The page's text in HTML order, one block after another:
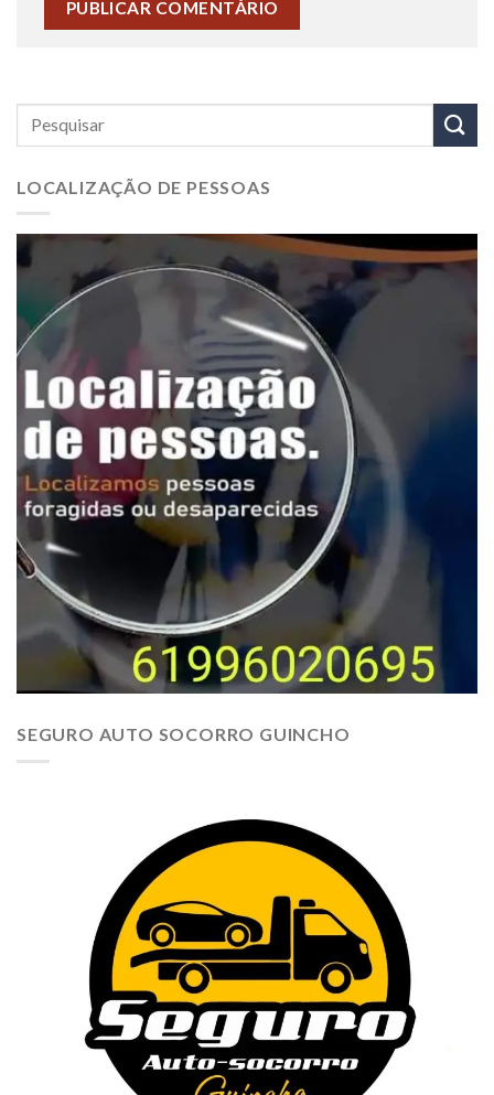
LOCALIZAÇÃO DE PESSOAS
SEGURO AUTO SOCORRO GUINCHO